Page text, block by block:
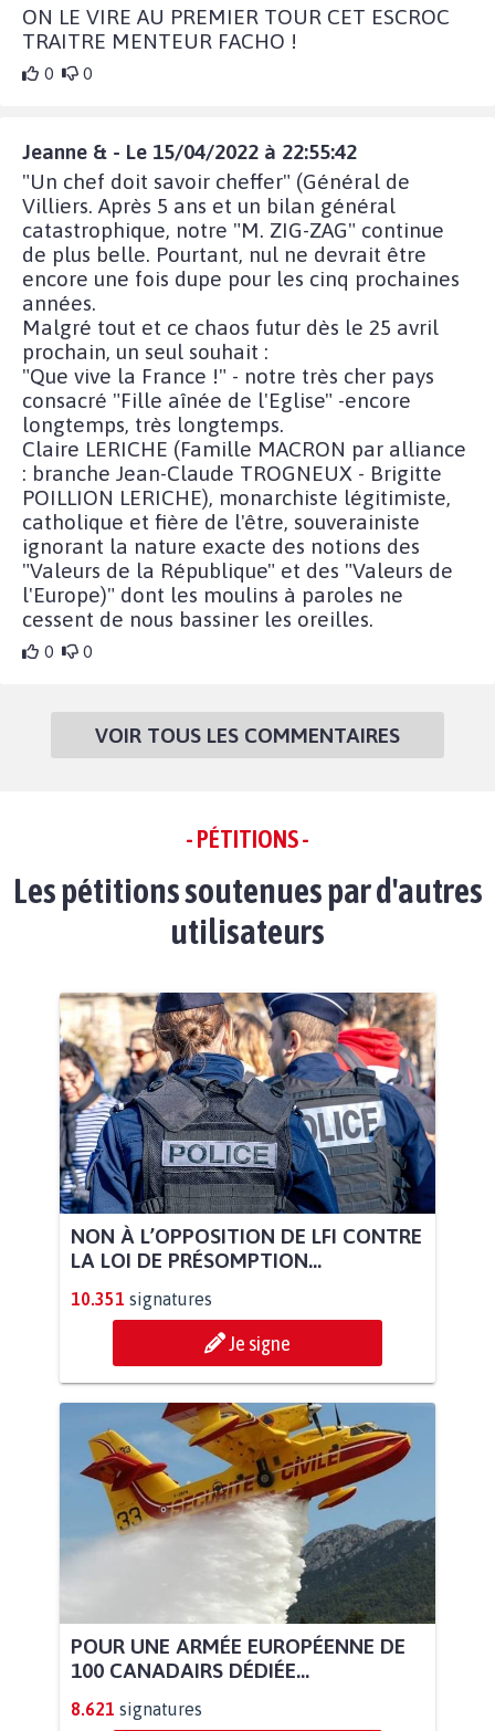
ON LE VIRE AU PREMIER TOUR CET ESCROC
TRAITRE MENTEUR FACHO !
0 0
Jeanne & - Le 15/04/2022 à 22:55:42
"Un chef doit savoir cheffer" (Général de
Villiers. Après 5 ans et un bilan général
catastrophique, notre "M. ZIG-ZAG" continue
de plus belle. Pourtant, nul ne devrait être
encore une fois dupe pour les cinq prochaines
années.
Malgré tout et ce chaos futur dès le 25 avril
prochain, un seul souhait :
"Que vive la France !" - notre très cher pays
consacré "Fille aînée de l'Eglise" -encore
longtemps, très longtemps.
Claire LERICHE (Famille MACRON par alliance
: branche Jean-Claude TROGNEUX - Brigitte
POILLION LERICHE), monarchiste légitimiste,
catholique et fière de l'être, souverainiste
ignorant la nature exacte des notions des
"Valeurs de la République" et des "Valeurs de
l'Europe)" dont les moulins à paroles ne
cessent de nous bassiner les oreilles.
0 0
VOIR TOUS LES COMMENTAIRES
- PÉTITIONS -
Les pétitions soutenues par d'autres
utilisateurs
NON À L’OPPOSITION DE LFI CONTRE
LA LOI DE PRÉSOMPTION...
10.351 signatures
Je signe
POUR UNE ARMÉE EUROPÉENNE DE
100 CANADAIRS DÉDIÉE...
8.621 signatures